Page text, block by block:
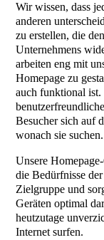
Wir wissen, dass
anderen
zu erstellen, die
Unternehmens
arbeiten eng mit
Homepage zu
auch funktional
Besucher sich auf
wonach sie suchen.
Unsere
die Bedürfnisse
Zielgruppe und
Geräten optimal
heutzutage
Internet surfen.